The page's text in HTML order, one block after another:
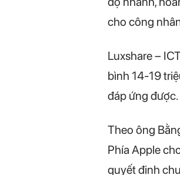
cho công
Luxshare –
bình 14-19
đáp ứng được.
Theo ông
Phía Apple
quyết định